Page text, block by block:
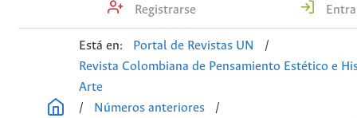
Registrarse
Está en: Portal de Revistas UN
/
Revista Colombiana de Pensamiento Estético e
Arte
/
Números anteriores
/